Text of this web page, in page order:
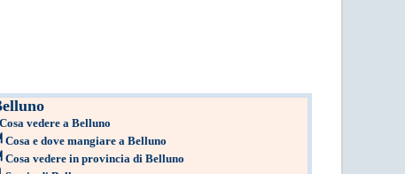
Cosa vedere a Belluno
Cosa e dove mangiare a Belluno
Cosa vedere in provincia di Belluno